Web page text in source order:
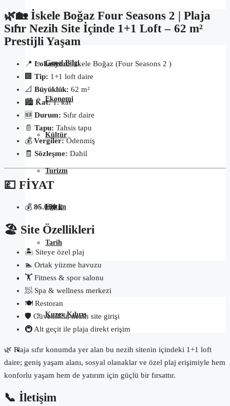
Kuzey Kıbrıs
Genel Bilgi
Ekonomi
Kültür
Turizm
Eğitim
Tarih
Blog
Kuzey Kıbrıs
İletişim
🌿🏡 İskele Boğaz Four Seasons 2 | Plaja
Sıfır Nezih Site İçinde 1+1 Loft – 62 m²
Prestijli Yaşam
📍 Lokasyon:İskele Boğaz (Four Seasons 2 )
🏢 Tip: 1+1 loft daire
📐 Büyüklük: 62 m²
🏙️ Kat:1. kat
🆕 Durum: Sıfır daire
📄 Tapu: Tahsis tapu
💰 Vergiler:Ödenmiş
🧾 Sözleşme: Dahil
💷 FİYAT
💰 85.000 £
🏖️ Site Özellikleri
🏝️ Siteye özel plaj
🏊 Ortak yüzme havuzu
🏋️ Fitness & spor salonu
🧖 Spa & wellness merkezi
🍽️ Restoran
🛡️ Güvenlikli, nezih site girişi
🚇 Alt geçit ile plaja direkt erişim
🌿 Plaja sıfır konumda yer alan bu nezih sitenin içindeki 1+1 loft
daire; geniş yaşam alanı, sosyal olanaklar ve özel plaj erişimiyle hem
konforlu yaşam hem de yatırım için güçlü bir fırsattır.
📞 İletişim